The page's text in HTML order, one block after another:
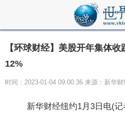
【环球财经】美股开年集体
12%
时间：2023-01-04 09:00:36 来源：新华财
新华财经纽约1月3日电(